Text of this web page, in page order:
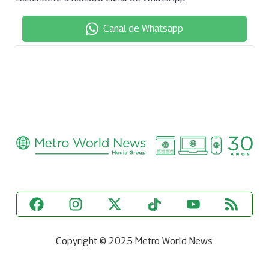
Canal de Whatsapp
Copyright © 2025 Metro World News